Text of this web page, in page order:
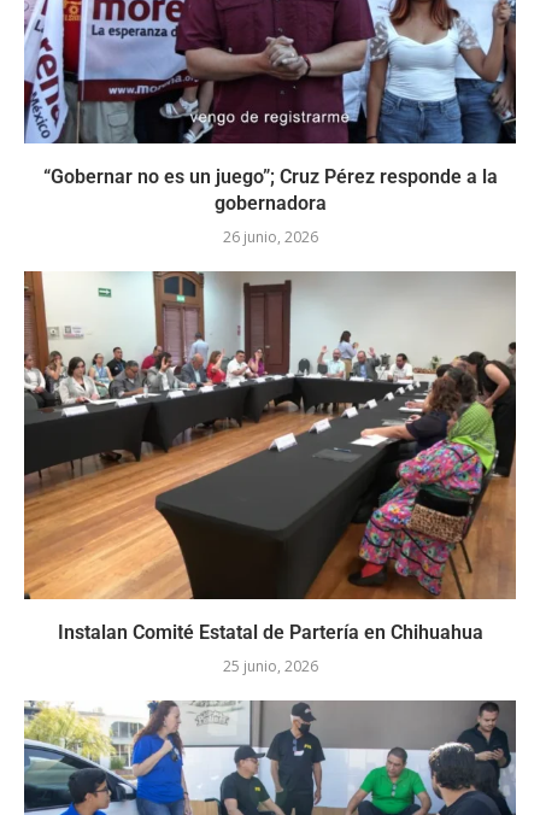
“Gobernar no es un juego”; Cruz Pérez responde a la
gobernadora
26 junio, 2026
Instalan Comité Estatal de Partería en Chihuahua
25 junio, 2026